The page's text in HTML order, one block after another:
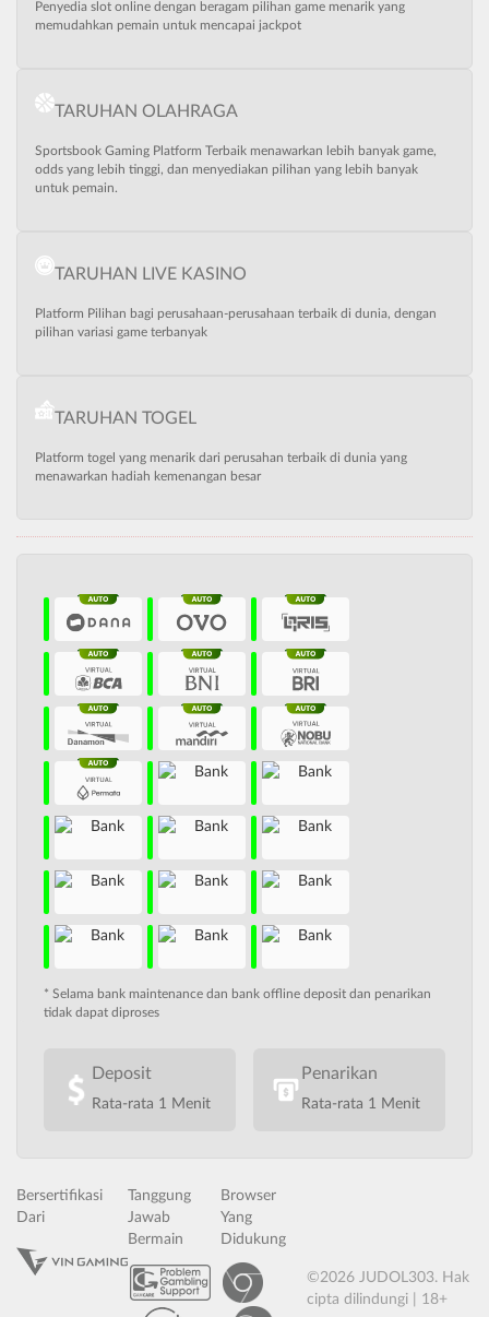
Penyedia slot online dengan beragam pilihan game menarik yang
memudahkan pemain untuk mencapai jackpot
TARUHAN OLAHRAGA
Sportsbook Gaming Platform Terbaik menawarkan lebih banyak game,
odds yang lebih tinggi, dan menyediakan pilihan yang lebih banyak
untuk pemain.
TARUHAN LIVE KASINO
Platform Pilihan bagi perusahaan-perusahaan terbaik di dunia, dengan
pilihan variasi game terbanyak
TARUHAN TOGEL
Platform togel yang menarik dari perusahan terbaik di dunia yang
menawarkan hadiah kemenangan besar
* Selama bank maintenance dan bank offline deposit dan penarikan
tidak dapat diproses
Deposit
Rata-rata 1 Menit
Penarikan
Rata-rata 1 Menit
Bersertifikasi
Dari
Tanggung
Jawab
Bermain
Browser
Yang
Didukung
©2026 JUDOL303. Hak
cipta dilindungi | 18+